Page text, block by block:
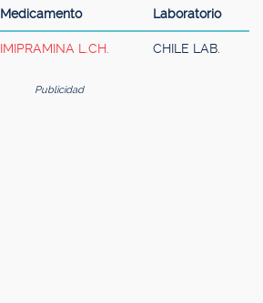
Medicamento Laboratorio
IMIPRAMINA L.CH. CHILE LAB.
Publicidad